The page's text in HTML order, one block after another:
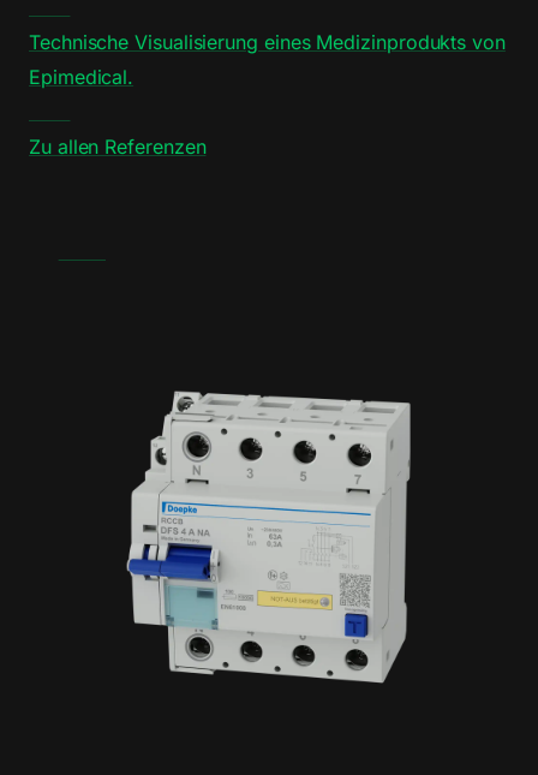
Technische Visualisierung eines Medizinprodukts von
Epimedical.
Zu allen Referenzen